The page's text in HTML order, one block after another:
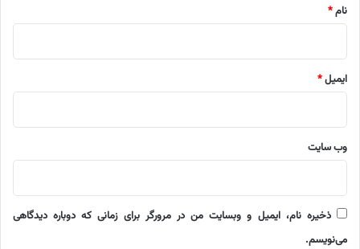
نام*
ایمیل*
وب‌ سایت
ذخیره نام، ایمیل و وبسایت من در مرورگر برای زمانی که دوباره دیدگاهی
می‌نویسم.